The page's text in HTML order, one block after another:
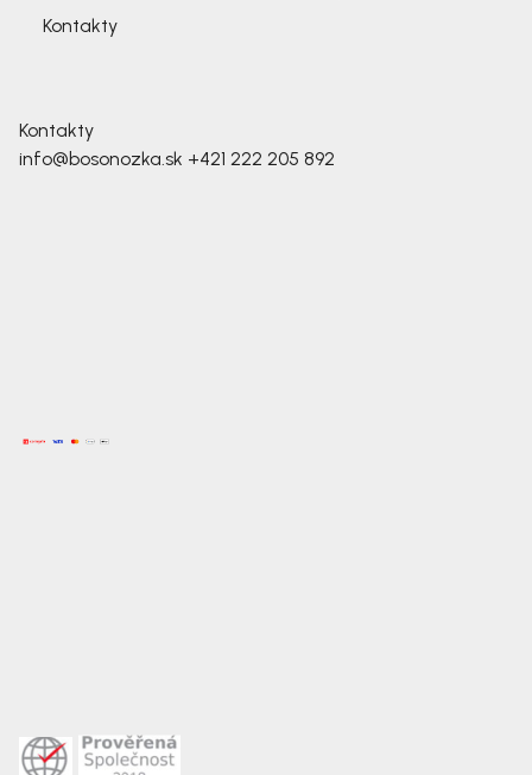
Kontakty
Kontakty
info@bosonozka.sk +421 222 205 892